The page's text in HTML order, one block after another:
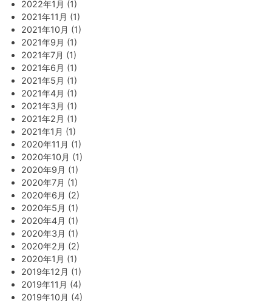
2022年1月 (1)
2021年11月 (1)
2021年10月 (1)
2021年9月 (1)
2021年7月 (1)
2021年6月 (1)
2021年5月 (1)
2021年4月 (1)
2021年3月 (1)
2021年2月 (1)
2021年1月 (1)
2020年11月 (1)
2020年10月 (1)
2020年9月 (1)
2020年7月 (1)
2020年6月 (2)
2020年5月 (1)
2020年4月 (1)
2020年3月 (1)
2020年2月 (2)
2020年1月 (1)
2019年12月 (1)
2019年11月 (4)
2019年10月 (4)